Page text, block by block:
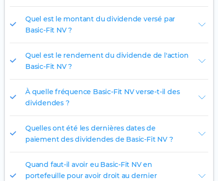
Quel est le montant du dividende versé par
Basic-Fit NV ?
Quel est le rendement du dividende de l'action
Basic-Fit NV ?
À quelle fréquence Basic-Fit NV verse-t-il des
dividendes ?
Quelles ont été les dernières dates de
paiement des dividendes de Basic-Fit NV ?
Quand faut-il avoir eu Basic-Fit NV en
portefeuille pour avoir droit au dernier